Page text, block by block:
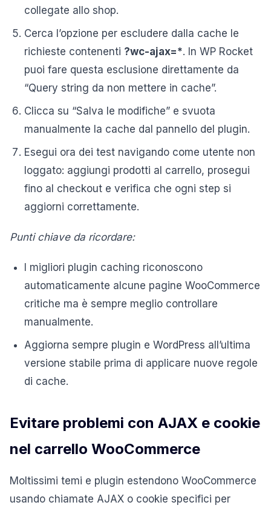
collegate allo shop.
Cerca l’opzione per escludere dalla cache le
richieste contenenti ?wc-ajax=*. In WP Rocket
puoi fare questa esclusione direttamente da
“Query string da non mettere in cache”.
Clicca su “Salva le modifiche” e svuota
manualmente la cache dal pannello del plugin.
Esegui ora dei test navigando come utente non
loggato: aggiungi prodotti al carrello, prosegui
fino al checkout e verifica che ogni step si
aggiorni correttamente.
Punti chiave da ricordare:
I migliori plugin caching riconoscono
automaticamente alcune pagine WooCommerce
critiche ma è sempre meglio controllare
manualmente.
Aggiorna sempre plugin e WordPress all’ultima
versione stabile prima di applicare nuove regole
di cache.
Evitare problemi con AJAX e cookie
nel carrello WooCommerce
Moltissimi temi e plugin estendono WooCommerce
usando chiamate AJAX o cookie specifici per